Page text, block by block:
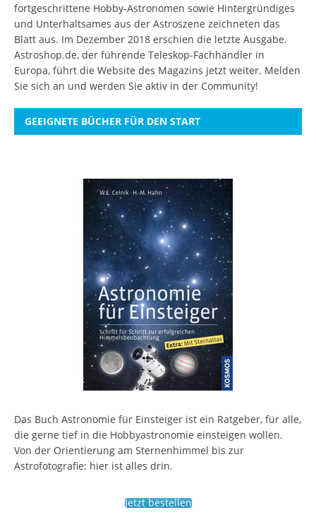
fortgeschrittene Hobby-Astronomen sowie Hintergründiges
und Unterhaltsames aus der Astroszene zeichneten das
Blatt aus. Im Dezember 2018 erschien die letzte Ausgabe.
Astroshop.de, der führende Teleskop-Fachhändler in
Europa, führt die Website des Magazins jetzt weiter. Melden
Sie sich an und werden Sie aktiv in der Community!
GEEIGNETE BÜCHER FÜR DEN START
Das Buch Astronomie für Einsteiger ist ein Ratgeber, für alle,
die gerne tief in die Hobbyastronomie einsteigen wollen.
Von der Orientierung am Sternenhimmel bis zur
Astrofotografie: hier ist alles drin.
Jetzt bestellen